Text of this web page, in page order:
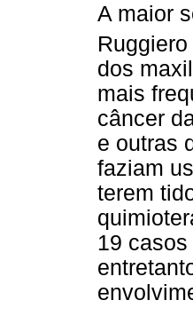
A maior
Ruggiero
dos
mais
câncer
e outras
faziam
terem
19